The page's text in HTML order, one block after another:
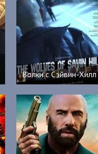
Волки с Сэйвин-Хилл